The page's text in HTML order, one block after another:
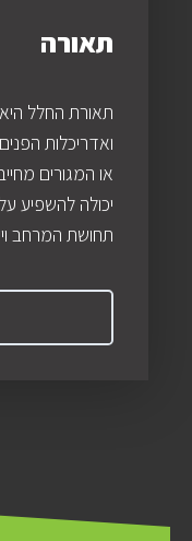
תאורה
תאורת החלל
ואדריכלות
או המגורים
יכולה להשפיע
תחושת המרחב